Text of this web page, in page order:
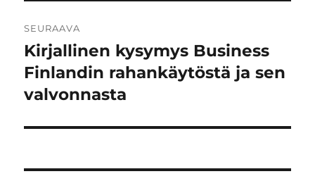
SEURAAVA
Seuraava
artikkeli:
Kirjallinen kysymys Business
Finlandin rahankäytöstä ja sen
valvonnasta